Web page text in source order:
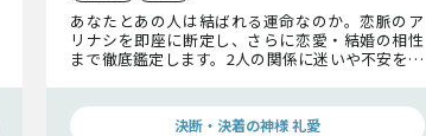
あなたとあの人は結ばれる運命なのか。恋脈のア
リナシを即座に断定し、さらに恋愛・結婚の相性
まで徹底鑑定します。2人の関係に迷いや不安を抱
決断・決着の神様 礼愛